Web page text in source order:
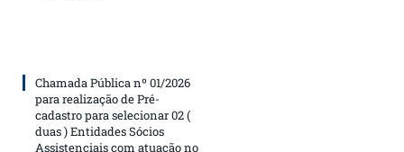
Chamada Pública nº 01/2026
para realização de Pré-
cadastro para selecionar 02 (
duas ) Entidades Sócios
Assistenciais com atuação no